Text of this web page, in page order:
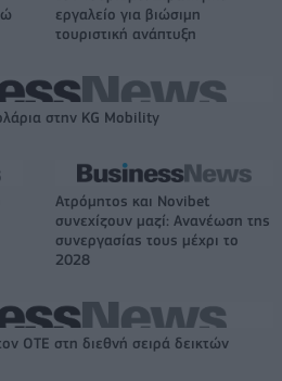
εργαλείο για βιώσιμη
τουριστική ανάπτυξη
στην KG Mobility
Ατρόμητος και Novibet
συνεχίζουν μαζί: Ανανέωση της
συνεργασίας τους μέχρι το
2028
ΟΤΕ στη διεθνή σειρά δεικτών